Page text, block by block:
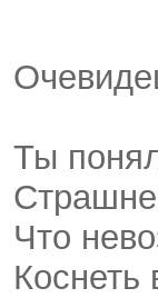
Ты
Что
Коснеть